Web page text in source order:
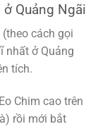
Quảng Ngãi
cách gọi
nhất ở Quảng
tích.
Chim cao trên
rồi mới bắt